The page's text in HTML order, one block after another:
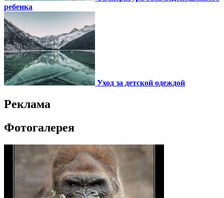
ребенка
Уход за детской одеждой
Реклама
Фотогалерея